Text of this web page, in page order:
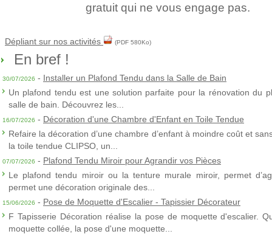
gratuit qui ne vous engage pas.
Dépliant sur nos activités (PDF 580Ko)
En bref !
30/07/2026 - Installer un Plafond Tendu dans la Salle de Bain
Un plafond tendu est une solution parfaite pour la rénovation du
salle de bain. Découvrez les...
16/07/2026 - Décoration d'une Chambre d'Enfant en Toile Tendue
Refaire la décoration d’une chambre d’enfant à moindre coût et
la toile tendue CLIPSO, un...
07/07/2026 - Plafond Tendu Miroir pour Agrandir vos Pièces
Le plafond tendu miroir ou la tenture murale miroir, permet
permet une décoration originale des...
15/06/2026 - Pose de Moquette d'Escalier - Tapissier Décorateur
F Tapisserie Décoration réalise la pose de moquette d'escalier.
moquette collée, la pose d'une moquette...